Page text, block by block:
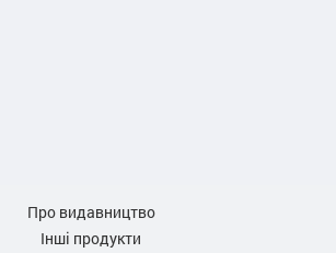
Про видавництво
Інші продукти